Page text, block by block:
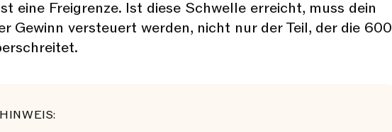
eine Freigrenze. Ist diese Schwelle erreicht, muss dein
Gewinn versteuert werden, nicht nur der Teil, der die 600
HINWEIS: